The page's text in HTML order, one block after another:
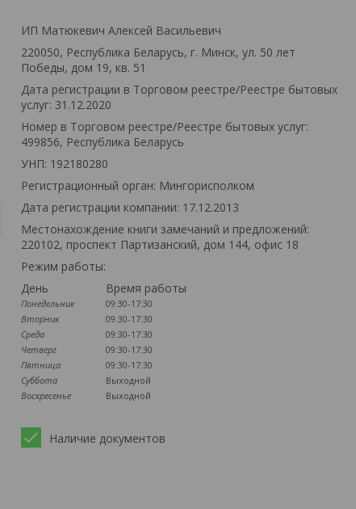
ИП Матюкевич Алексей Васильевич
220050, Республика Беларусь, г. Минск, ул. 50 лет
Победы, дом 19, кв. 51
Дата регистрации в Торговом реестре/Реестре бытовых
услуг: 31.12.2020
Номер в Торговом реестре/Реестре бытовых услуг:
499856, Республика Беларусь
УНП: 192180280
Регистрационный орган: Мингорисполком
Дата регистрации компании: 17.12.2013
Местонахождение книги замечаний и предложений:
220102, проспект Партизанский, дом 144, офис 18
Режим работы:
День
Время работы
Понедельник
09:30-17:30
Вторник
09:30-17:30
Среда
09:30-17:30
Четверг
09:30-17:30
Пятница
09:30-17:30
Суббота
Выходной
Воскресенье
Выходной
Наличие документов